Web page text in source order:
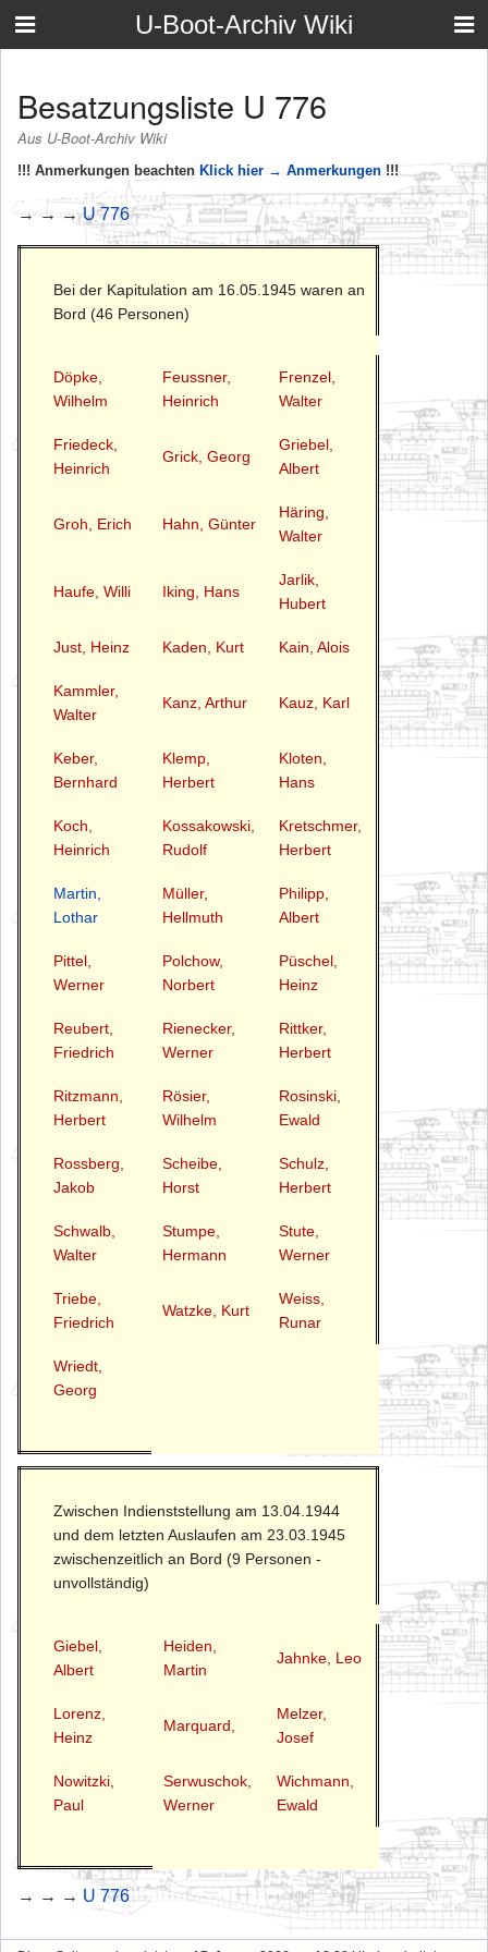
U-Boot-Archiv Wiki
Besatzungsliste U 776
Aus U-Boot-Archiv Wiki
!!! Anmerkungen beachten Klick hier → Anmerkungen !!!
→ → →U 776
Bei der Kapitulation am 16.05.1945 waren an
Bord (46 Personen)
Döpke,
Wilhelm
Feussner,
Heinrich
Frenzel,
Walter
Friedeck,
Heinrich
Grick, Georg
Griebel,
Albert
Groh, Erich Hahn, Günter
Häring,
Walter
Haufe, Willi Iking, Hans
Jarlik,
Hubert
Just, Heinz Kaden, Kurt Kain, Alois
Kammler,
Walter
Kanz, Arthur Kauz, Karl
Keber,
Bernhard
Klemp,
Herbert
Kloten,
Hans
Koch,
Heinrich
Kossakowski,
Rudolf
Kretschmer,
Herbert
Martin,
Lothar
Müller,
Hellmuth
Philipp,
Albert
Pittel,
Werner
Polchow,
Norbert
Püschel,
Heinz
Reubert,
Friedrich
Rienecker,
Werner
Rittker,
Herbert
Ritzmann,
Herbert
Rösier,
Wilhelm
Rosinski,
Ewald
Rossberg,
Jakob
Scheibe,
Horst
Schulz,
Herbert
Schwalb,
Walter
Stumpe,
Hermann
Stute,
Werner
Triebe,
Friedrich
Watzke, Kurt
Weiss,
Runar
Wriedt,
Georg
Zwischen Indienststellung am 13.04.1944
und dem letzten Auslaufen am 23.03.1945
zwischenzeitlich an Bord (9 Personen -
unvollständig)
Giebel,
Albert
Heiden,
Martin
Jahnke, Leo
Lorenz,
Heinz
Marquard,
Melzer,
Josef
Nowitzki,
Paul
Serwuschok,
Werner
Wichmann,
Ewald
→ → → U 776